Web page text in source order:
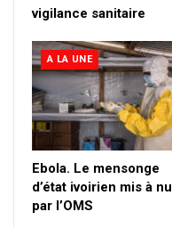
vigilance sanitaire
A LA UNE
Ebola. Le mensonge
d’état ivoirien mis à nu
par l’OMS